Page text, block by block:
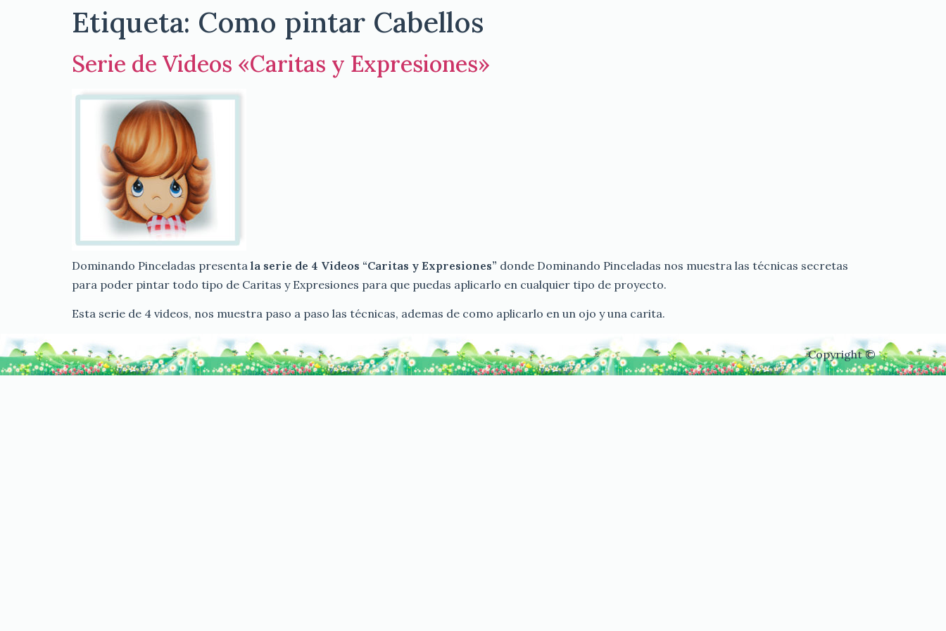
Etiqueta: Como pintar Cabellos
Serie de Videos «Caritas y Expresiones»
Dominando Pinceladas presenta la serie de 4 Videos “Caritas y Expresiones” donde Dominando Pinceladas nos muestra las técnicas secretas
para poder pintar todo tipo de Caritas y Expresiones para que puedas aplicarlo en cualquier tipo de proyecto.
Esta serie de 4 videos, nos muestra paso a paso las técnicas, ademas de como aplicarlo en un ojo y una carita.
Copyright ©